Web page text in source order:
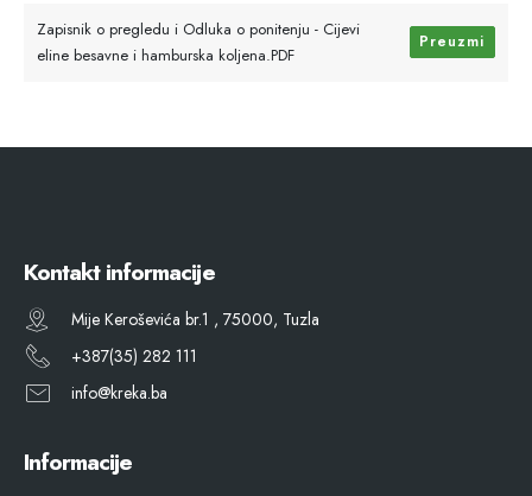
Zapisnik o pregledu i Odluka o ponitenju - Cijevi
eline besavne i hamburska koljena.PDF
Preuzmi
Kontakt informacije
Mije Keroševića br.1 , 75000, Tuzla
+387(35) 282 111
info@kreka.ba
Informacije